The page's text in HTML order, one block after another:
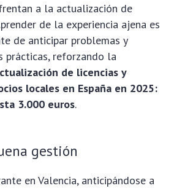
a la actualización de
de la experiencia ajena es
de anticipar problemas y
prácticas, reforzando la
de licencias y
locales en España en 2025:
3.000 euros.
gestión
en Valencia, anticipándose a